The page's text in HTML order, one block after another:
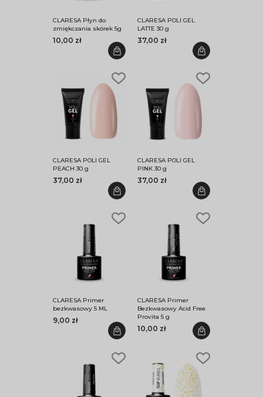
CLARESA Płyn do
zmiękczania skórek 5g
10,00 zł
CLARESA POLI GEL
LATTE 30 g
37,00 zł
CLARESA POLI GEL
PEACH 30 g
37,00 zł
CLARESA POLI GEL
PINK 30 g
37,00 zł
CLARESA Primer
bezkwasowy 5 ML
9,00 zł
CLARESA Primer
Bezkwasowy Acid Free
Provita 5 g
10,00 zł